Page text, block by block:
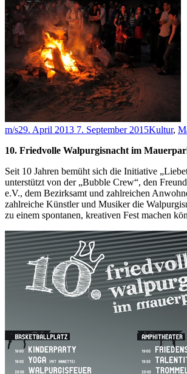
m/s29. April 2013 7. September 2015Kultur,
10. Friedvolle Walpurgisnacht im
Seit 10 Jahren bemüht sich die Initiative
unterstützt von der „Bubble Crew“, den
e.V., dem Bezirksamt und zahlreichen
zahlreiche Künstler und Musiker die
zu einem spontanen, kreativen Fest machen